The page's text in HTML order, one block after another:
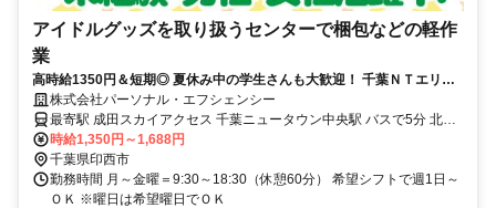
アイドルグッズを取り扱うセンターで梱包などの軽作
業
高時給1350円＆短期◎ 夏休み中の学生さんも大歓迎！ 千葉ＮＴエリア/
アイドルグッズ梱包★
株式会社パーソナル・エフシェンシー
最寄駅 成田スカイアクセス 千葉ニュータウン中央駅 バスで5分 北総
鉄道北総線 印西牧の原駅 車で8分 JR成田線 木下駅 車で10分 京成本
線 勝田台駅 車で23分
時給1,350円～1,688円
千葉県印西市
勤務時間 月～金曜＝9:30～18:30（休憩60分） 希望シフトで週1日～
ＯＫ ※曜日は希望曜日でＯＫ